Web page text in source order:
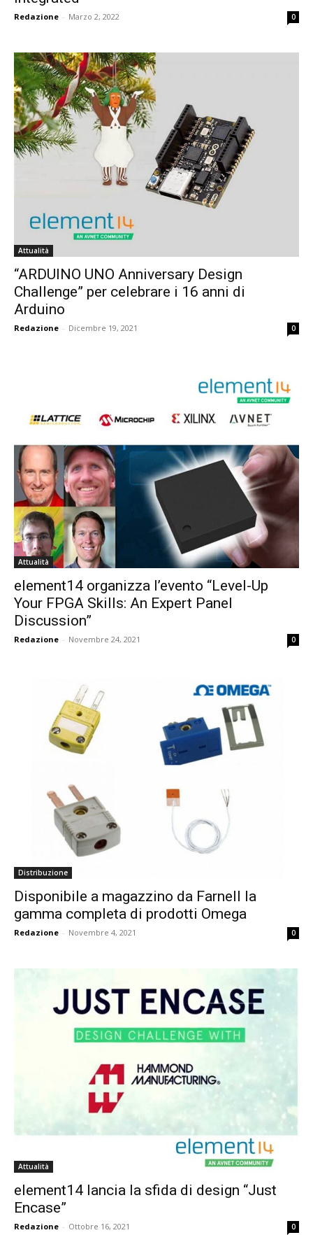
Redazione - Marzo 2, 2022 0
Attualità
“ARDUINO UNO Anniversary Design
Challenge” per celebrare i 16 anni di
Arduino
Redazione - Dicembre 19, 2021 0
Attualità
element14 organizza l’evento “Level-Up
Your FPGA Skills: An Expert Panel
Discussion”
Redazione - Novembre 24, 2021 0
Distribuzione
Disponibile a magazzino da Farnell la
gamma completa di prodotti Omega
Redazione - Novembre 4, 2021 0
Attualità
element14 lancia la sfida di design “Just
Encase”
Redazione - Ottobre 16, 2021 0